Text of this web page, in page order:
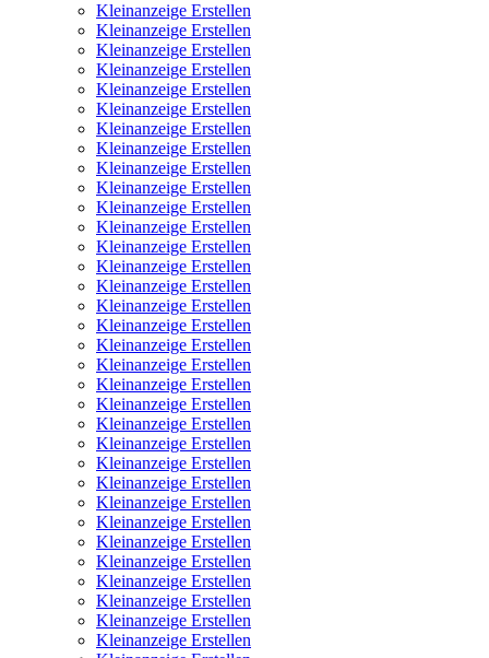
Kleinanzeige Erstellen
Kleinanzeige Erstellen
Kleinanzeige Erstellen
Kleinanzeige Erstellen
Kleinanzeige Erstellen
Kleinanzeige Erstellen
Kleinanzeige Erstellen
Kleinanzeige Erstellen
Kleinanzeige Erstellen
Kleinanzeige Erstellen
Kleinanzeige Erstellen
Kleinanzeige Erstellen
Kleinanzeige Erstellen
Kleinanzeige Erstellen
Kleinanzeige Erstellen
Kleinanzeige Erstellen
Kleinanzeige Erstellen
Kleinanzeige Erstellen
Kleinanzeige Erstellen
Kleinanzeige Erstellen
Kleinanzeige Erstellen
Kleinanzeige Erstellen
Kleinanzeige Erstellen
Kleinanzeige Erstellen
Kleinanzeige Erstellen
Kleinanzeige Erstellen
Kleinanzeige Erstellen
Kleinanzeige Erstellen
Kleinanzeige Erstellen
Kleinanzeige Erstellen
Kleinanzeige Erstellen
Kleinanzeige Erstellen
Kleinanzeige Erstellen